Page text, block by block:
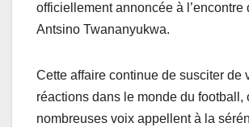
officiellement annoncée à l’encontre
Antsino Twananyukwa.
Cette affaire continue de susciter de
réactions dans le monde du football,
nombreuses voix appellent à la